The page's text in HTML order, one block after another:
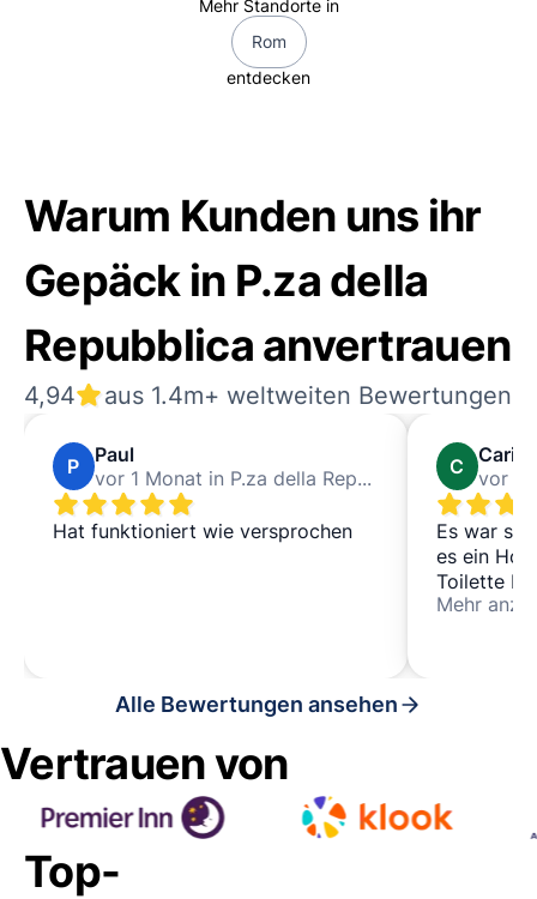
Mehr Standorte in
Rom
entdecken
Warum Kunden uns ihr
Gepäck in P.za della
Repubblica anvertrauen
4,94 aus 1.4m+ weltweiten Bewertungen
P
Paul
vor 1 Monat in P.za della Repubblica
Hat funktioniert wie versprochen
C Carina
Es war
es ein
Toilette
Mehr
Alle Bewertungen ansehen
Vertrauen von
Top-